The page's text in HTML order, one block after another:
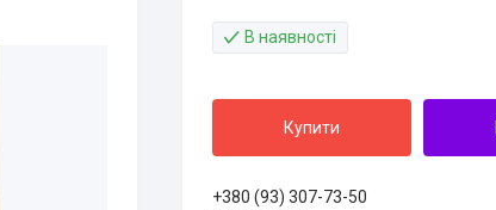
В наявності
Купити
+380 (93) 307-73-50